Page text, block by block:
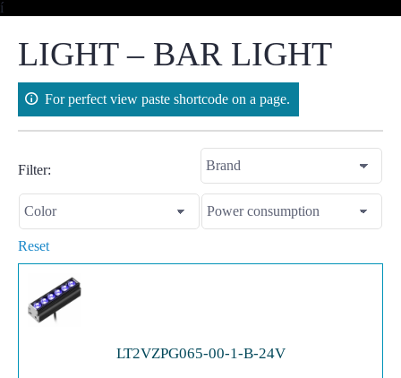
íSkip
LIGHT – BAR LIGHT
For perfect view paste shortcode on a page.
Filter:
Reset
LT2VZPG065-00-1-B-24V